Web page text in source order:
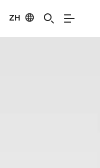
ZH